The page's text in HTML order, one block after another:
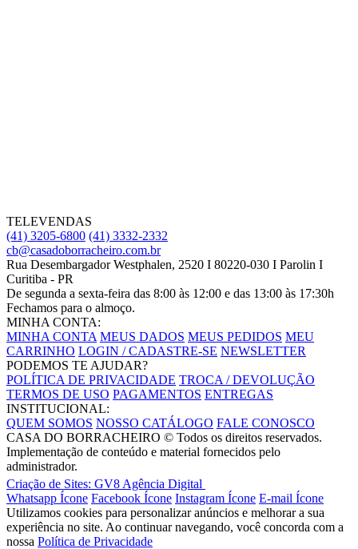
TELEVENDAS
(41) 3205-6800 (41) 3332-2332
cb@casadoborracheiro.com.br
Rua Desembargador Westphalen, 2520 I 80220-030 I Parolin I
Curitiba - PR
De segunda a sexta-feira das 8:00 às 12:00 e das 13:00 às 17:30h
Fechamos para o almoço.
MINHA CONTA:
MINHA CONTA MEUS DADOS MEUS PEDIDOS MEU
CARRINHO LOGIN / CADASTRE-SE NEWSLETTER
PODEMOS TE AJUDAR?
POLÍTICA DE PRIVACIDADE TROCA / DEVOLUÇÃO
TERMOS DE USO PAGAMENTOS ENTREGAS
INSTITUCIONAL:
QUEM SOMOS NOSSO CATÁLOGO FALE CONOSCO
CASA DO BORRACHEIRO © Todos os direitos reservados.
Implementação de conteúdo e material fornecidos pelo
administrador.
Criação de Sites: GV8 Agência Digital
Whatsapp Ícone Facebook Ícone Instagram Ícone E-mail Ícone
Utilizamos cookies para personalizar anúncios e melhorar a sua
experiência no site. Ao continuar navegando, você concorda com a
nossa Política de Privacidade